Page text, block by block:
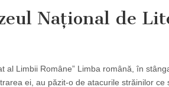
Naţional de
al Limbii Române” Limba română, în
ei, au păzit-o de atacurile străinilor ce